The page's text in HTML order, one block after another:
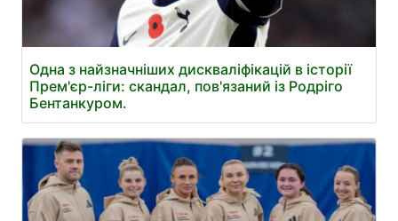
Одна з найзначніших дискваліфікацій в історії
Прем'єр-ліги: скандал, пов'язаний із Родріго
Бентанкуром.